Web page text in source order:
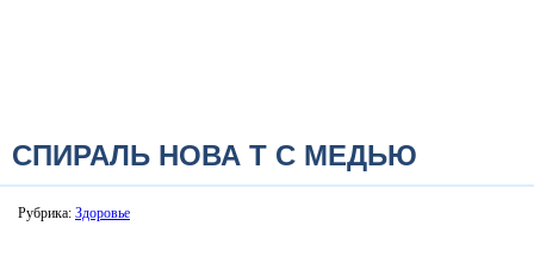
СПИРАЛЬ НОВА Т С МЕДЬЮ
Рубрика: Здоровье